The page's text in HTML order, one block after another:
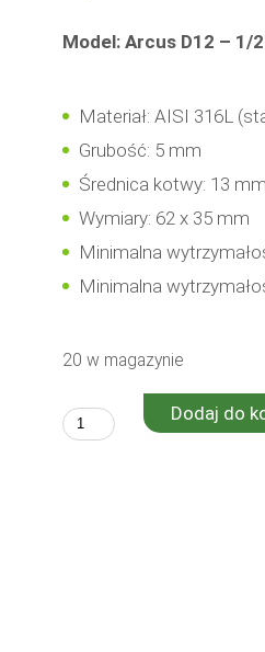
Model: Arcus D12 – 1/
Materiał: AISI 316L
Grubość: 5 mm
Średnica kotwy: 13 mm
Wymiary: 62 x 35 mm
Minimalna
Minimalna
20 w magazynie
ilość
Dodaj do